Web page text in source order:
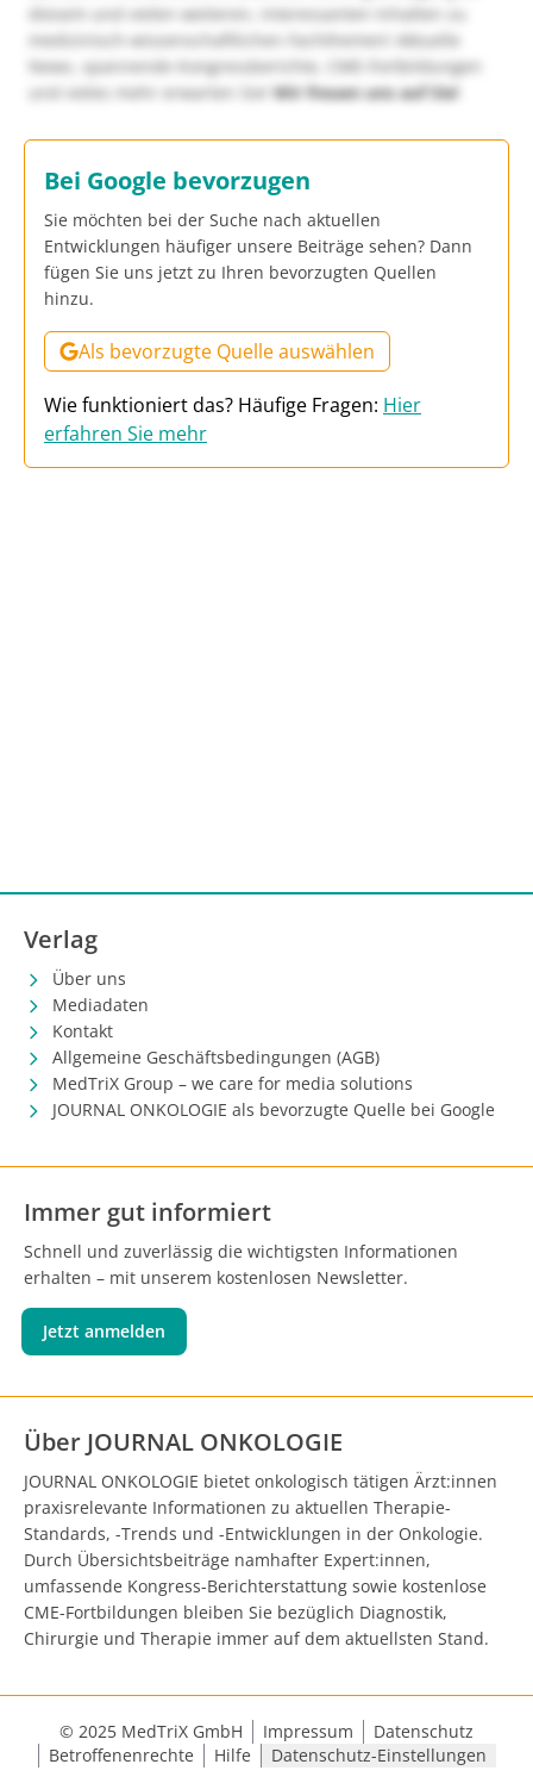
diesem und vielen weiteren, interessanten Inhalten zu
medizinisch-wissenschaftlichen Fachthemen! Aktuelle
News, spannende Kongressberichte, CME-Fortbildungen
und vieles mehr erwarten Sie!Wir freuen uns auf Sie!
Bei Google bevorzugen
Sie möchten bei der Suche nach aktuellen
Entwicklungen häufiger unsere Beiträge sehen? Dann
fügen Sie uns jetzt zu Ihren bevorzugten Quellen
hinzu.
Als bevorzugte Quelle auswählen
Wie funktioniert das? Häufige Fragen: Hier
erfahren Sie mehr
Verlag
Über uns
Mediadaten
Kontakt
Allgemeine Geschäftsbedingungen (AGB)
MedTriX Group – we care for media solutions
JOURNAL ONKOLOGIE als bevorzugte Quelle bei Google
Immer gut informiert
Schnell und zuverlässig die wichtigsten Informationen
erhalten – mit unserem kostenlosen Newsletter.
Jetzt anmelden
Über JOURNAL ONKOLOGIE
JOURNAL ONKOLOGIE bietet onkologisch tätigen Ärzt:innen
praxisrelevante Informationen zu aktuellen Therapie-
Standards, -Trends und -Entwicklungen in der Onkologie.
Durch Übersichtsbeiträge namhafter Expert:innen,
umfassende Kongress-Berichterstattung sowie kostenlose
CME-Fortbildungen bleiben Sie bezüglich Diagnostik,
Chirurgie und Therapie immer auf dem aktuellsten Stand.
© 2025 MedTriX GmbH Impressum
Datenschutz
Betroffenenrechte
Hilfe Datenschutz-Einstellungen